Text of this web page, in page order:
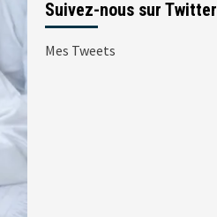
Suivez-nous sur Twitter
Mes Tweets